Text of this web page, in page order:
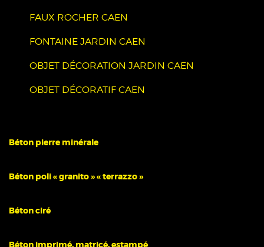
FAUX ROCHER CAEN
FONTAINE JARDIN CAEN
OBJET DÉCORATION JARDIN CAEN
OBJET DÉCORATIF CAEN
Béton pierre minérale
Béton poli « granito » « terrazzo »
Béton ciré
Béton imprimé, matricé, estampé